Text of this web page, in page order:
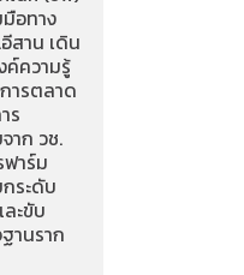
อทาง
สาน เดิน
ค์ความรู้
ารตลาด
ร
าก วช.
าร์ม
ระดับ
ะขับ
านราก